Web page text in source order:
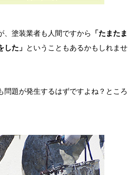
塗装業者も人間ですから
「たまたま
た」 ということもあるかもしれませ
題が発生するはずですよね？ところ